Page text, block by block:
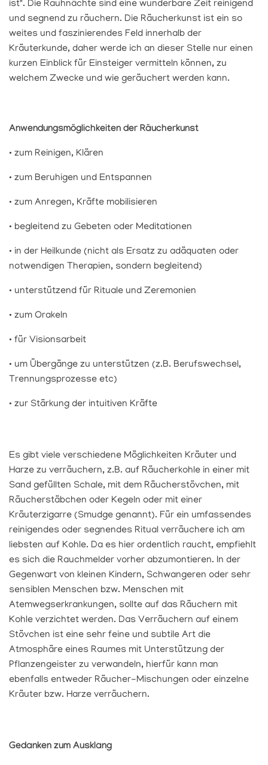
ist". Die Rauhnächte sind eine wunderbare Zeit reinigend
und segnend zu räuchern. Die Räucherkunst ist ein so
weites und faszinierendes Feld innerhalb der
Kräuterkunde, daher werde ich an dieser Stelle nur einen
kurzen Einblick für Einsteiger vermitteln können, zu
welchem Zwecke und wie geräuchert werden kann.
Anwendungsmöglichkeiten der Räucherkunst
• zum Reinigen, Klären
• zum Beruhigen und Entspannen
• zum Anregen, Kräfte mobilisieren
• begleitend zu Gebeten oder Meditationen
• in der Heilkunde (nicht als Ersatz zu adäquaten oder
notwendigen Therapien, sondern begleitend)
• unterstützend für Rituale und Zeremonien
• zum Orakeln
• für Visionsarbeit
• um Übergänge zu unterstützen (z.B. Berufswechsel,
Trennungsprozesse etc)
• zur Stärkung der intuitiven Kräfte
Es gibt viele verschiedene Möglichkeiten Kräuter und
Harze zu verräuchern, z.B. auf Räucherkohle in einer mit
Sand gefüllten Schale, mit dem Räucherstövchen, mit
Räucherstäbchen oder Kegeln oder mit einer
Kräuterzigarre (Smudge genannt). Für ein umfassendes
reinigendes oder segnendes Ritual verräuchere ich am
liebsten auf Kohle. Da es hier ordentlich raucht, empfiehlt
es sich die Rauchmelder vorher abzumontieren. In der
Gegenwart von kleinen Kindern, Schwangeren oder sehr
sensiblen Menschen bzw. Menschen mit
Atemwegserkrankungen, sollte auf das Räuchern mit
Kohle verzichtet werden. Das Verräuchern auf einem
Stövchen ist eine sehr feine und subtile Art die
Atmosphäre eines Raumes mit Unterstützung der
Pflanzengeister zu verwandeln, hierfür kann man
ebenfalls entweder Räucher-Mischungen oder einzelne
Kräuter bzw. Harze verräuchern.
Gedanken zum Ausklang